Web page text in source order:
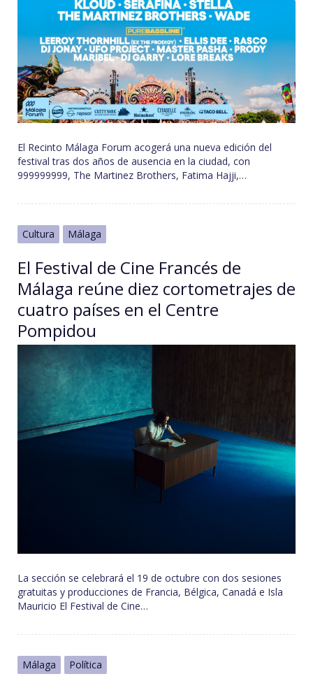
El Recinto Málaga Forum acogerá una nueva edición del
festival tras dos años de ausencia en la ciudad, con
999999999, The Martinez Brothers, Fatima Hajji,…
Cultura Málaga
El Festival de Cine Francés de
Málaga reúne diez cortometrajes de
cuatro países en el Centre
Pompidou
La sección se celebrará el 19 de octubre con dos sesiones
gratuitas y producciones de Francia, Bélgica, Canadá e Isla
Mauricio El Festival de Cine…
Málaga Política